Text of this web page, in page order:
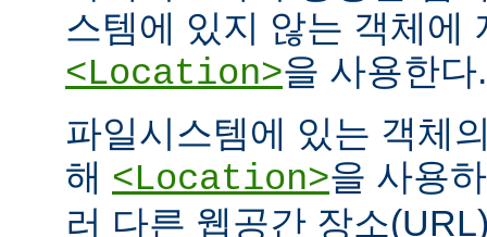
스템에 있지 않는 객체에
<Location>을 사용한다.
파일시스템에 있는 객체
해 <Location>을 사용
러 다른 웹공간 장소